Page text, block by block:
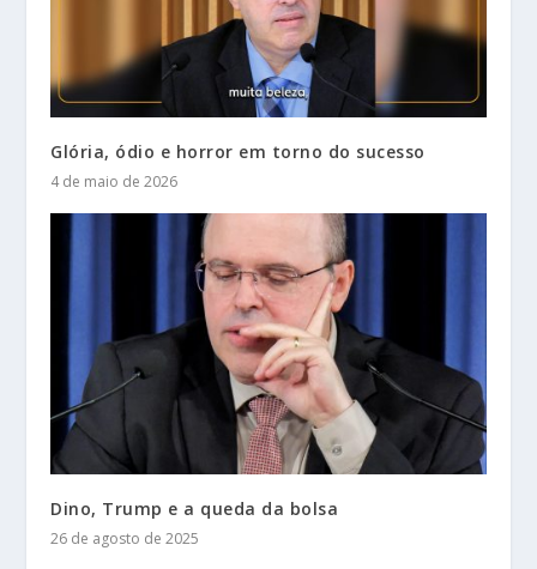
Glória, ódio e horror em torno do sucesso
4 de maio de 2026
Dino, Trump e a queda da bolsa
26 de agosto de 2025